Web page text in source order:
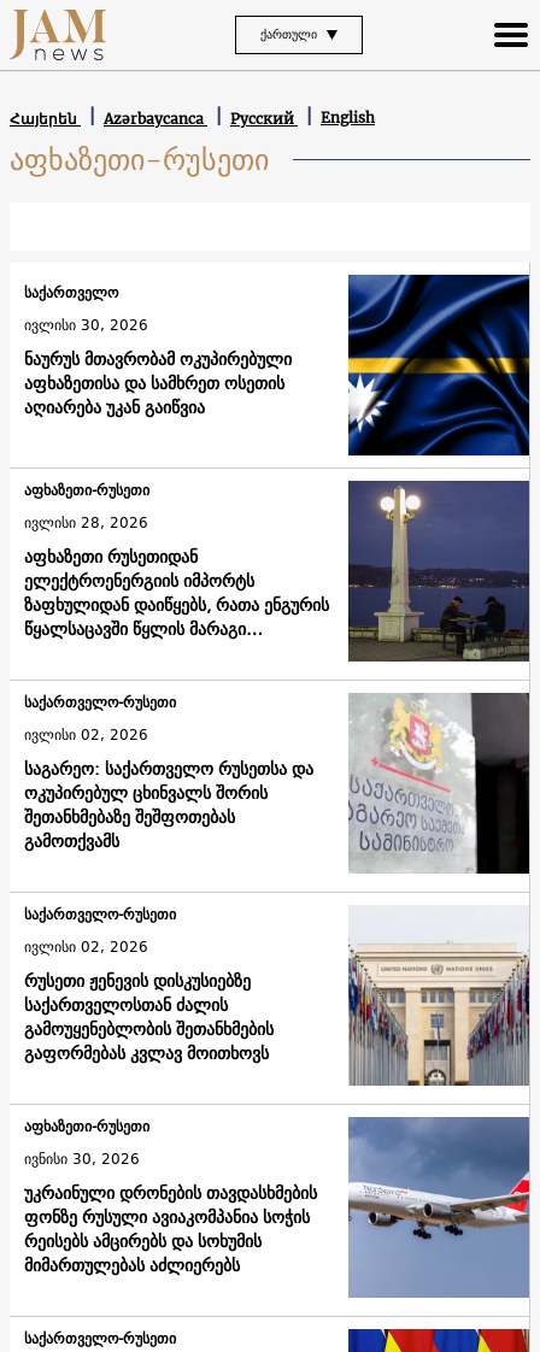
ᲥᲐᲠᲗᲣᲚᲘ
Հայերեն Azərbaycanca Русский English
აფხაზეთი-რუსეთი
ნაურუს მთავრობამ ოკუპირებული
აფხაზეთისა და სამხრეთ ოსეთის
აღიარება უკან გაიწვია
საქართველო
ივლისი 30, 2026
აფხაზეთი რუსეთიდან
ელექტროენერგიის იმპორტს
ზაფხულიდან დაიწყებს, რათა ენგურის
წყალსაცავში წყლის მარაგი
აფხაზეთი-რუსეთი
ივლისი 28, 2026
საგარეო: საქართველო რუსეთსა და
ოკუპირებულ ცხინვალს შორის
შეთანხმებაზე შეშფოთებას
გამოთქვამს
საქართველო-რუსეთი
ივლისი 02, 2026
რუსეთი ჟენევის დისკუსიებზე
საქართველოსთან ძალის
გამოუყენებლობის შეთანხმების
გაფორმებას კვლავ მოითხოვს
საქართველო-რუსეთი
ივლისი 02, 2026
უკრაინული დრონების თავდასხმების
ფონზე რუსული ავიაკომპანია სოჭის
რეისებს ამცირებს და სოხუმის
მიმართულებას აძლიერებს
აფხაზეთი-რუსეთი
ივნისი 30, 2026
საქართველო-რუსეთი